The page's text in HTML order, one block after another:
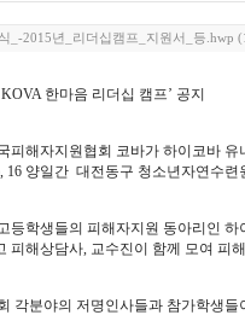
식_-2015년_리더십캠프_지원서_등.hwp
KOVA 한마음 리더십 캠프’ 공지
피해자지원협회 코바가 하이코바 유
16 양일간 대전동구 청소년자연수련
등학생들의 피해자지원 동아리인 하
피해상담사, 교수진이 함께 모여 피
각분야의 저명인사들과 참가학생